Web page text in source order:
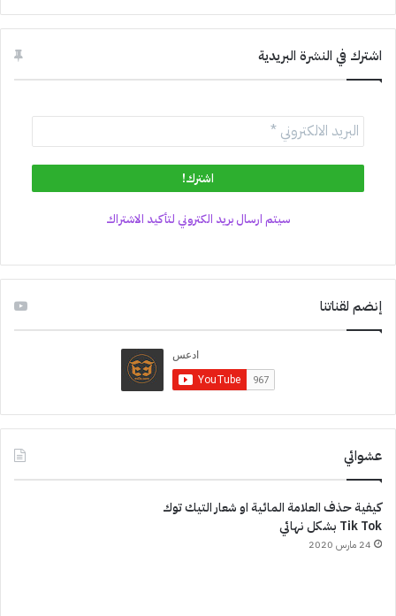
اشترك في النشرة البريدية
سيتم ارسال بريد الكتروني لتأكيد الاشتراك
إنضم لقناتنا
عشوائي
كيفية حذف العلامة المائية او شعار التيك توك
Tik Tok بشكل نهائي
24 مارس 2020